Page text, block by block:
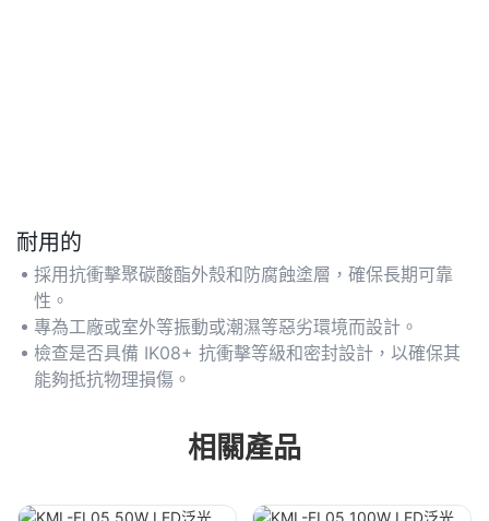
耐用的
採用抗衝擊聚碳酸酯外殼和防腐蝕塗層，確保長期可靠
性。
專為工廠或室外等振動或潮濕等惡劣環境而設計。
檢查是否具備 IK08+ 抗衝擊等級和密封設計，以確保其
能夠抵抗物理損傷。
相關產品